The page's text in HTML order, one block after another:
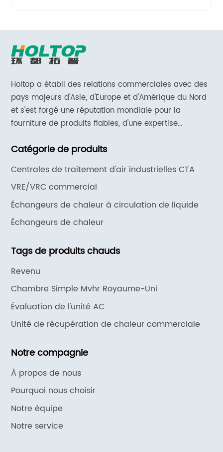
Holtop a établi des relations commerciales avec des
pays majeurs d'Asie, d'Europe et d'Amérique du Nord
et s'est forgé une réputation mondiale pour la
fourniture de produits fiables, d'une expertise
et de services réactifs.
Catégorie de produits
Centrales de traitement d'air industrielles CTA
VRE/VRC commercial
Échangeurs de chaleur à circulation de liquide
Échangeurs de chaleur
Tags de produits chauds
Revenu
Chambre Simple Mvhr Royaume-Uni
Évaluation de l'unité AC
Unité de récupération de chaleur commerciale
Notre compagnie
À propos de nous
Pourquoi nous choisir
Notre équipe
Notre service